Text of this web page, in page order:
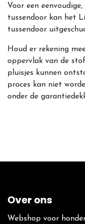
Voor een
tussendoor kan het
tussendoor
Houd er rekening
oppervlak van de
pluisjes kunnen
proces kan niet
onder de
Over ons
Webshop voor